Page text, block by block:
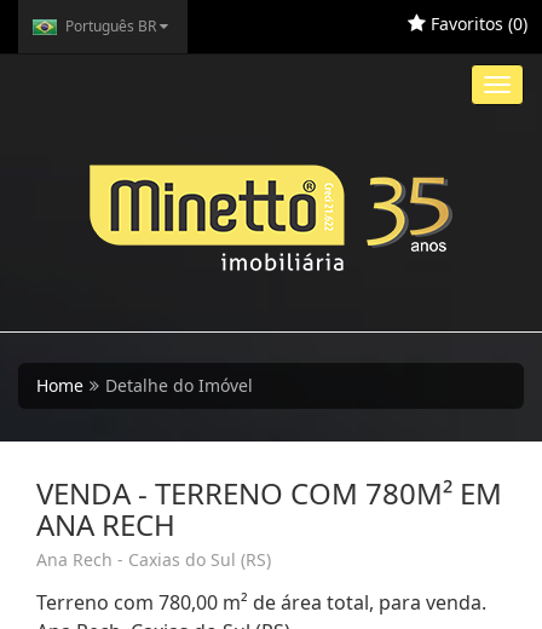
Português BR Favoritos (0)
Home Detalhe do Imóvel
VENDA - TERRENO COM 780M² EM
ANA RECH
Ana Rech - Caxias do Sul (RS)
Terreno com 780,00 m² de área total, para venda.